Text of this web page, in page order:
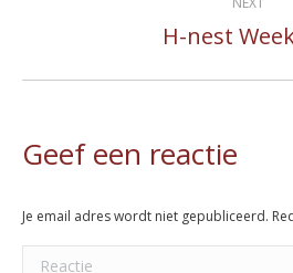
Next
H-nest
Geef een reactie
Je email adres wordt niet gepubliceerd.
Reactie